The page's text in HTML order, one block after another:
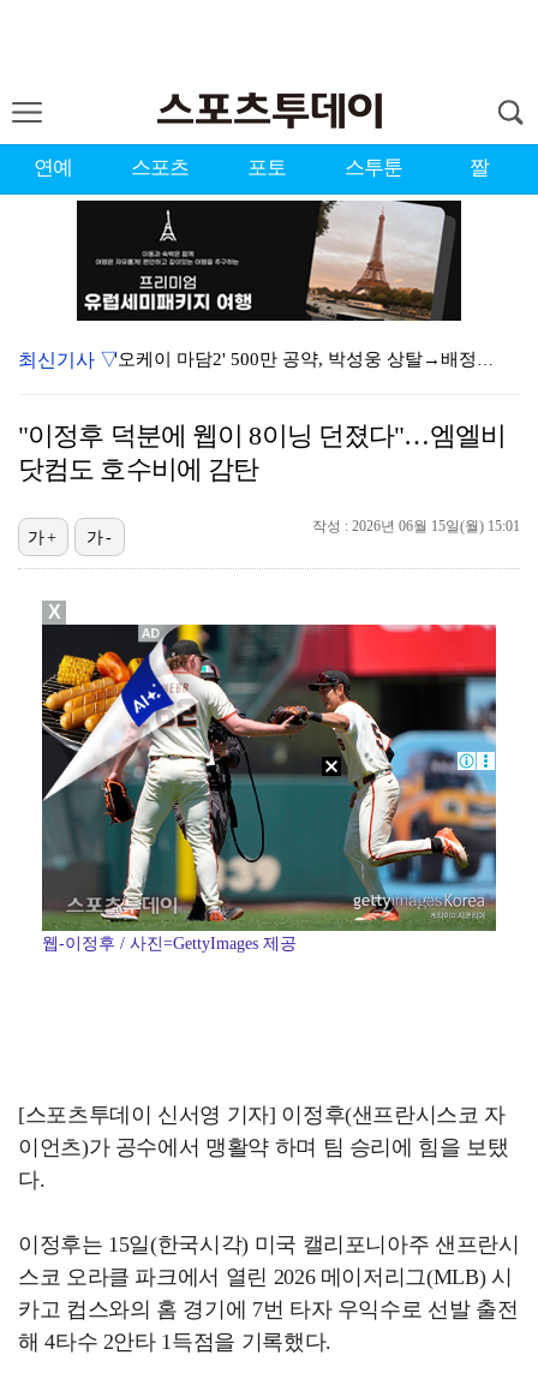
연예 스포츠 포토 스투툰 짤
'오케이 마담2' 500만 공약, 박성웅 상탈→배정남은…
[ST포토] 필릭스, '애교 천재'
[ST포토] 스트레이 키즈 현진, '말라도 너무 말랐어…
[ST포토] 필릭스, 여자보다 예쁜 남자
[ST포토] 스트레이 키즈 현진, '얼굴이 안보여'
[ST포토] 에이밍 하는 한진선
[ST포토] 스트레이 키즈 승민, '엄지척'
최신기사 ▽
"이정후 덕분에 웹이 8이닝 던졌다"…엠엘비
닷컴도 호수비에 감탄
작성 : 2026년 06월 15일(월) 15:01
가+ 가-
웹-이정후 / 사진=GettyImages 제공
[스포츠투데이 신서영 기자] 이정후(샌프란시스코 자
이언츠)가 공수에서 맹활약 하며 팀 승리에 힘을 보탰
다.
이정후는 15일(한국시각) 미국 캘리포니아주 샌프란시
스코 오라클 파크에서 열린 2026 메이저리그(MLB) 시
카고 컵스와의 홈 경기에 7번 타자 우익수로 선발 출전
해 4타수 2안타 1득점을 기록했다.
X